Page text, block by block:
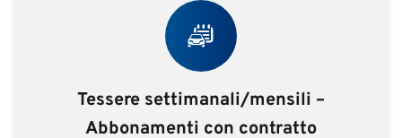
Tessere settimanali/mensili –
Abbonamenti con contratto